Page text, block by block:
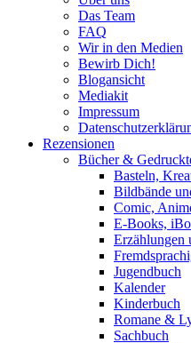
Das Team
FAQ
Wir in den Medien
Bewirb Dich!
Blogansicht
Mediakit
Impressum
Rezensionen
Bücher &
Basteln,
Bildbände
Comic,
E-Books,
Erzählungen
Jugendbuch
Kalender
Kinderbuch
Romane &
Sachbuch